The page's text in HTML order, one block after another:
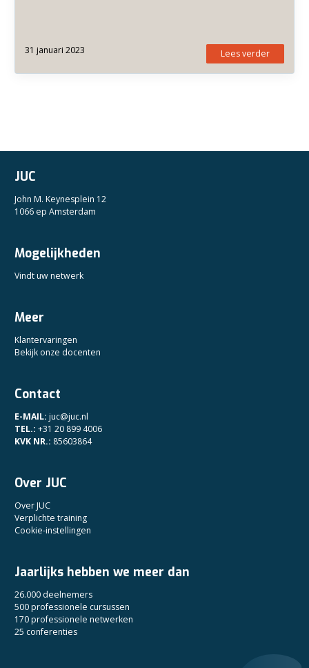
31 januari 2023 Lees verder
JUC
John M. Keynesplein 12
1066 ep Amsterdam
Mogelijkheden
Vindt uw netwerk
Meer
Klantervaringen
Bekijk onze docenten
Contact
E-MAIL: juc@juc.nl
TEL.: +31 20 899 4006
KVK NR.: 85603864
Over JUC
Over JUC
Verplichte training
Cookie-instellingen
Jaarlijks hebben we meer dan
26.000 deelnemers
500 professionele cursussen
170 professionele netwerken
25 conferenties